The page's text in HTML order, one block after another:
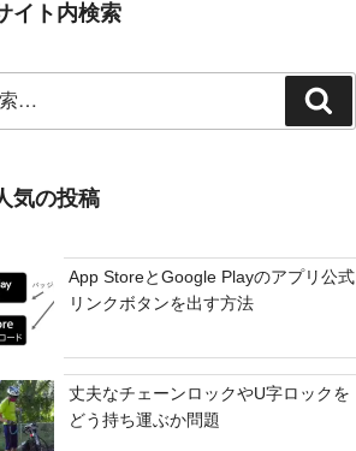
イト内検索
索
気の投稿
App StoreとGoogle Playのアプリ公式
リンクボタンを出す方法
丈夫なチェーンロックやU字ロックを
どう持ち運ぶか問題